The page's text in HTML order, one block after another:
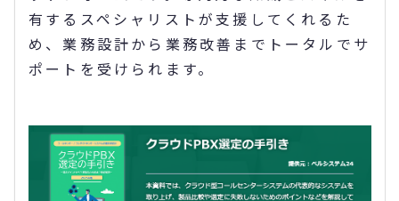
有するスペシャリストが支援してくれるた
め、業務設計から業務改善までトータルでサ
ポートを受けられます。